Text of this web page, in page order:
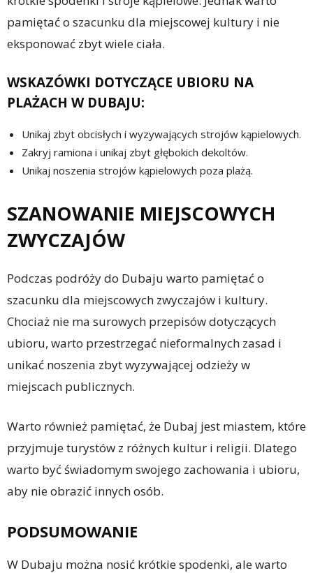
pamiętać o szacunku dla miejscowej kultury i nie
eksponować zbyt wiele ciała.
WSKAZÓWKI DOTYCZĄCE UBIORU NA
PLAŻACH W DUBAJU:
Unikaj zbyt obcisłych i wyzywających strojów kąpielowych.
Zakryj ramiona i unikaj zbyt głębokich dekoltów.
Unikaj noszenia strojów kąpielowych poza plażą.
SZANOWANIE MIEJSCOWYCH
ZWYCZAJÓW
Podczas podróży do Dubaju warto pamiętać o
szacunku dla miejscowych zwyczajów i kultury.
Chociaż nie ma surowych przepisów dotyczących
ubioru, warto przestrzegać nieformalnych zasad i
unikać noszenia zbyt wyzywającej odzieży w
miejscach publicznych.
Warto również pamiętać, że Dubaj jest miastem, które
przyjmuje turystów z różnych kultur i religii. Dlatego
warto być świadomym swojego zachowania i ubioru,
aby nie obrazić innych osób.
PODSUMOWANIE
W Dubaju można nosić krótkie spodenki, ale warto